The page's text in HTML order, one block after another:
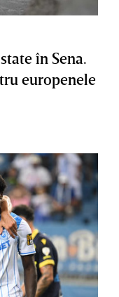
în Sena.
europenele